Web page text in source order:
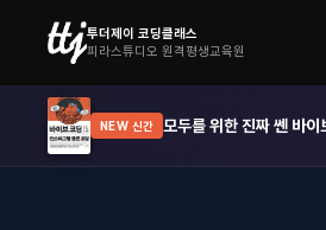
투더제이 코딩클래스
피라스튜디오 원격평생교육원
NEW 신간 모두를 위한 진짜 쎈 바이